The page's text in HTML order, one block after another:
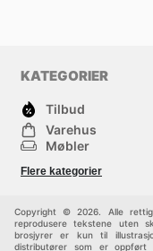
KATEGORIER
Tilbud
Varehus
Møbler
Sport
Flere kategorier
Copyright © 2026. Alle
reprodusere tekstene uten
brosjyrer er kun til
distributører som er